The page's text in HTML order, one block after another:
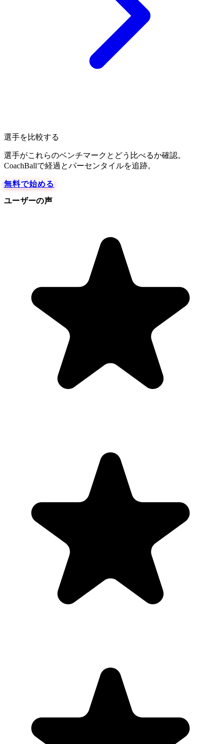
選手を比較する
選手がこれらのベンチマークとどう比べるか確認。
CoachBallで経過とパーセンタイルを追跡。
無料で始める
ユーザーの声